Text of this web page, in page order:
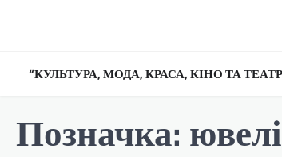
“КУЛЬТУРА, МОДА, КРАСА, КІНО ТА
Позначка: